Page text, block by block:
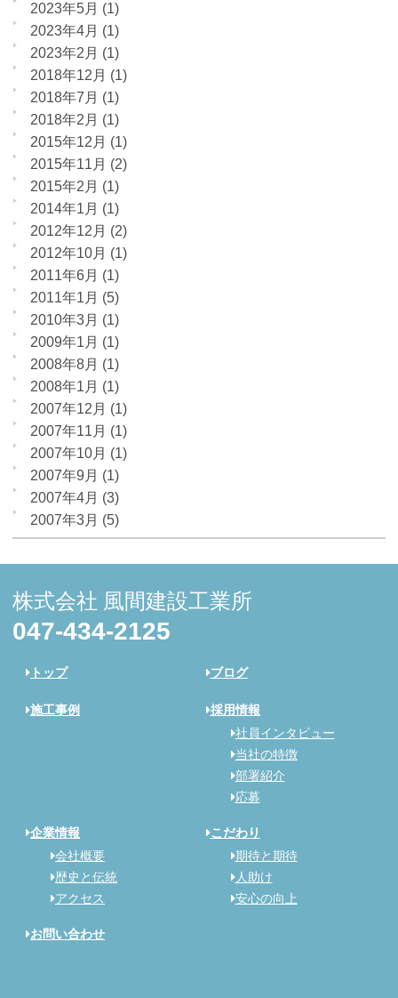
2023年5月 (1)
2023年4月 (1)
2023年2月 (1)
2018年12月 (1)
2018年7月 (1)
2018年2月 (1)
2015年12月 (1)
2015年11月 (2)
2015年2月 (1)
2014年1月 (1)
2012年12月 (2)
2012年10月 (1)
2011年6月 (1)
2011年1月 (5)
2010年3月 (1)
2009年1月 (1)
2008年8月 (1)
2008年1月 (1)
2007年12月 (1)
2007年11月 (1)
2007年10月 (1)
2007年9月 (1)
2007年4月 (3)
2007年3月 (5)
株式会社 風間建設工業所
047-434-2125
トップ ブログ
施工事例
採用情報
社員インタビュー
当社の特徴
部署紹介
応募
企業情報
会社概要
歴史と伝統
アクセス
こだわり
期待と期待
人助け
安心の向上
お問い合わせ